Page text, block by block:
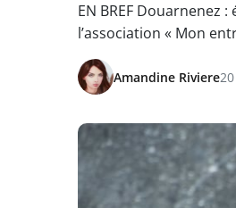
EN BREF Douarnenez
l’association « Mon
Amandine Riviere